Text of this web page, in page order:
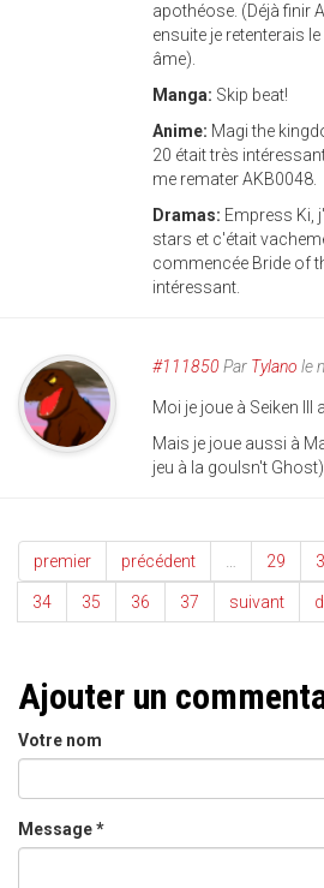
apothéose. (Déjà finir
ensuite je retenterais
âme).
Manga: Skip beat!
Anime: Magi the
20 était très
me remater AKB0048.
Dramas: Empress Ki,
stars et c'était
commencée Bride of
intéressant.
#111850 Par Tylano le
Moi je joue à Seiken
Mais je joue aussi à
jeu à la goulsn't Ghost)
premier précédent … 29
34 35 36 37 suivant
Ajouter un
Votre nom
Message*